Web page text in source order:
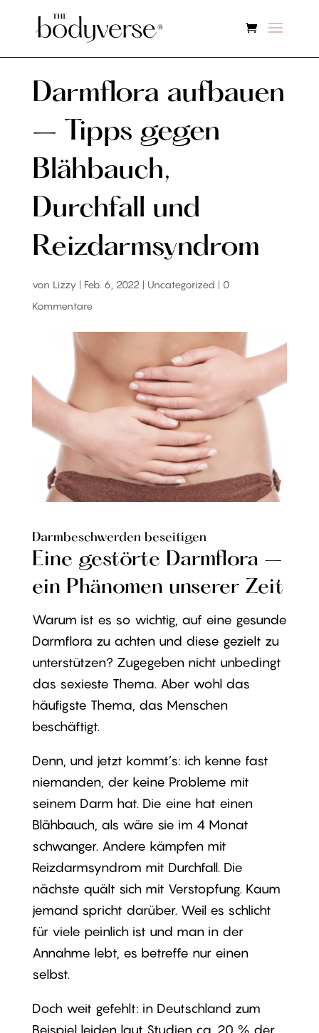
Darmflora aufbauen
– Tipps gegen
Blähbauch,
Durchfall und
Reizdarmsyndrom
von Lizzy| Feb. 6, 2022 | Uncategorized | 0
Kommentare
Darmbeschwerden beseitigen
Eine gestörte Darmflora –
ein Phänomen unserer Zeit
Warum ist es so wichtig, auf eine gesunde
Darmflora zu achten und diese gezielt zu
unterstützen? Zugegeben nicht unbedingt
das sexieste Thema. Aber wohl das
häufigste Thema, das Menschen
beschäftigt.
Denn, und jetzt kommt’s: ich kenne fast
niemanden, der keine Probleme mit
seinem Darm hat. Die eine hat einen
Blähbauch, als wäre sie im 4 Monat
schwanger. Andere kämpfen mit
Reizdarmsyndrom mit Durchfall. Die
nächste quält sich mit Verstopfung. Kaum
jemand spricht darüber. Weil es schlicht
für viele peinlich ist und man in der
Annahme lebt, es betreffe nur einen
selbst.
Doch weit gefehlt: in Deutschland zum
Beispiel leiden laut Studien ca. 20 % der